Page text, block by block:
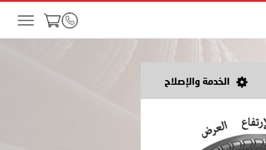
الخدمة والإصلاح